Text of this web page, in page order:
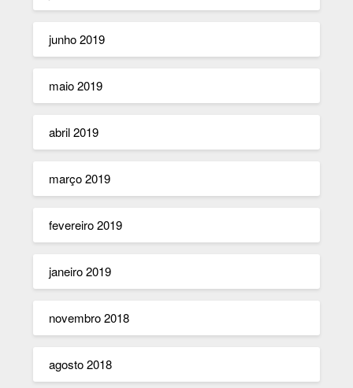
junho 2019
maio 2019
abril 2019
março 2019
fevereiro 2019
janeiro 2019
novembro 2018
agosto 2018